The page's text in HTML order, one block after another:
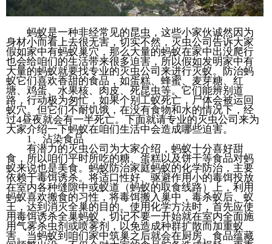
蚂蚁是一种非经常见的昆虫，这些小家伙诚然因为
身材小而看上去很无害，切实不然，灭虫公司告诉大家
假如家中有蚂蚁巢穴，那么大量的蚂蚁在家中出没爬行
也会给咱们的生活带来很多迫害，所以假如发明家中有
大量的蚂蚁就要找专业的灭虫公司来进行灭蚁。防治蚂
蚁它们喜欢香甜的食品，如蛋糕、蜂蜜、麦芽糖、红
塘、鸡蛋、水果核、肉皮、死昆虫等。它们能辨别道
路，行动极为匆忙，如果个别工蚁死亡，尸体会被运回
蚁穴。但它们不耐饥饿，在没有食物和水的情况下，经
过4昼夜就会有一半死亡。下面就请专业的灭虫公司来为
大家介绍一下蚂蚁在咱们生活中会造成哪些迫害。
1、沾染食品
有潜力的灭虫公司为大家介绍，蚂蚁十分喜好甜
食，所以咱们平时所吃的糖、蛋糕以及饼干等食品对蚂
蚁来说也是美食。蚂蚁防治家庭蚂蚁的化学防治，主要
依赖于毒饵诱杀。将适口性好、驱避作用小的毒饵投放
在室内各种缝隙中或蚁道（蚂蚁的取食线路）上，利用
蚂蚁喜欢搬食的习性，将毒饵搬入巢中，毒杀蚁后、蚁
王，达到消灭全巢的目的。使用化学方法时，首先应使
用毒饵诱杀全巢蚂蚁，切记不要一开始就在室内全面施
用气雾杀虫剂或喷雾剂，以免造成种群扩散而加重蚁
害。当蚂蚁到咱们家中筑巢之后就会在厨房、食品蕴藏